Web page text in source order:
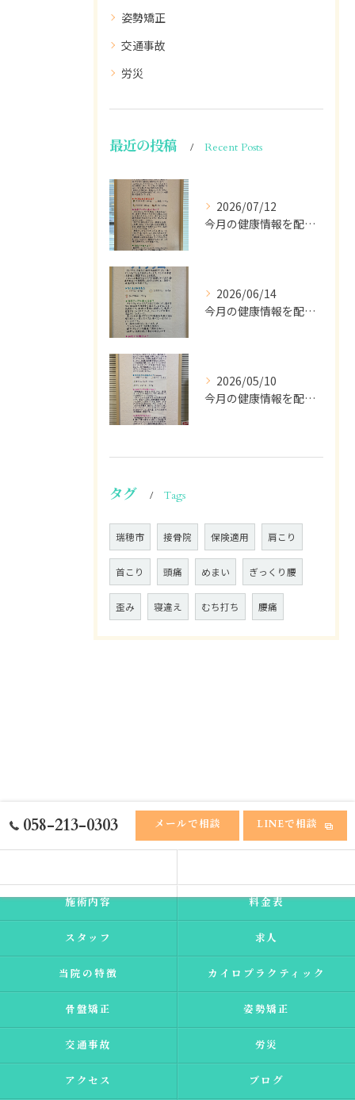
姿勢矯正
交通事故
労災
最近の投稿 Recent Posts
2026/07/12
今月の健康情報を配信します💁🏽
2026/06/14
今月の健康情報を配信して行きます。
2026/05/10
今月の健康情報を配信します🫡
タグ Tags
瑞穂市 接骨院 保険適用 肩こり
首こり 頭痛 めまい ぎっくり腰
歪み 寝違え むち打ち 腰痛
058-213-0303 メールで相談 LINEで相談
施術内容 料金表
スタッフ 求人
当院の特徴 カイロプラクティック
骨盤矯正 姿勢矯正
交通事故 労災
アクセス ブログ